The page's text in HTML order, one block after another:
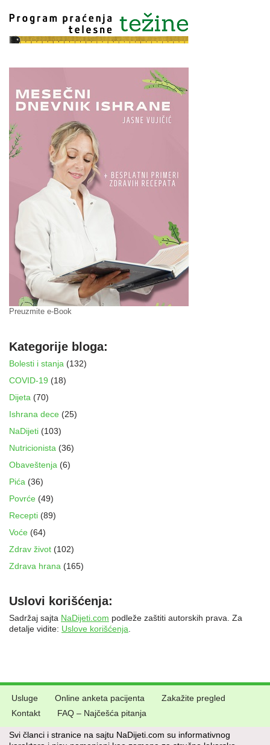
Preuzmite e-Book
Kategorije bloga:
Bolesti i stanja (132)
COVID-19 (18)
Dijeta (70)
Ishrana dece (25)
NaDijeti (103)
Nutricionista (36)
Obaveštenja (6)
Pića (36)
Povrće (49)
Recepti (89)
Voće (64)
Zdrav život (102)
Zdrava hrana (165)
Uslovi korišćenja:
Sadržaj sajta NaDijeti.com podleže zaštiti autorskih prava. Za
detalje vidite: Uslove korišćenja.
Usluge Online anketa pacijenta
Zakažite pregled
Kontakt
FAQ – Najčešća pitanja
Svi članci i stranice na sajtu NaDijeti.com su informativnog